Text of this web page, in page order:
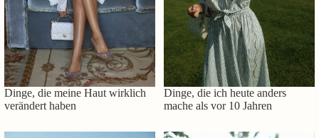
Dinge, die meine Haut wirklich
verändert haben
Dinge, die ich heute anders
mache als vor 10 Jahren